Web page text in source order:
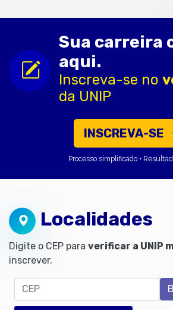
Sua carreira
aqui.
Inscreva-se no
da UNIP
INSCREVA-SE
Processo simplificado •
Localidades
Digite o CEP para verificar a UNIP
inscrever.
CEP